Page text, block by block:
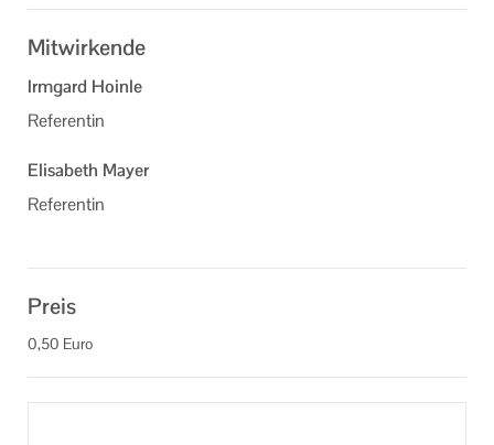
Mitwirkende
Irmgard Hoinle
Referentin
Elisabeth Mayer
Referentin
Preis
0,50 Euro
Ihr Kontakt zu uns
Impressum